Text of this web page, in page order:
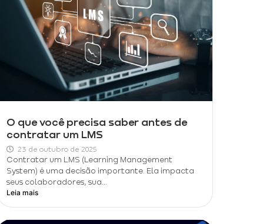
O que você precisa saber antes de
contratar um LMS
23 de outubro de 2025
Contratar um LMS (Learning Management
System) é uma decisão importante. Ela impacta
seus colaboradores, sua...
Leia mais